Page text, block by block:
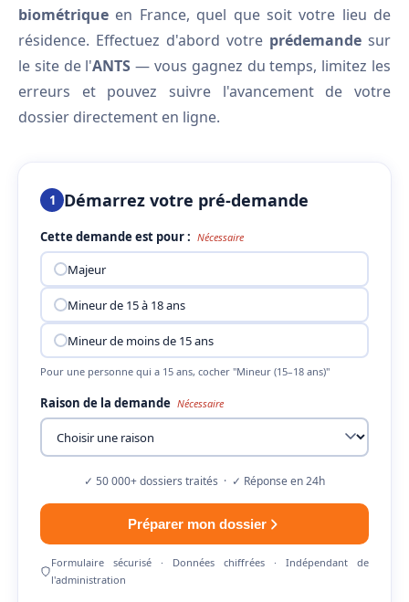
biométrique en France, quel que soit votre lieu de
résidence. Effectuez d'abord votre prédemande sur
le site de l'ANTS — vous gagnez du temps, limitez les
erreurs et pouvez suivre l'avancement de votre
dossier directement en ligne.
1 Démarrez votre pré-demande
Cette demande est pour : Nécessaire
Majeur
Mineur de 15 à 18 ans
Mineur de moins de 15 ans
Pour une personne qui a 15 ans, cocher "Mineur (15–18 ans)"
Raison de la demande Nécessaire
✓ 50 000+ dossiers traités · ✓ Réponse en 24h
Préparer mon dossier
Formulaire sécurisé · Données chiffrées · Indépendant de
l'administration